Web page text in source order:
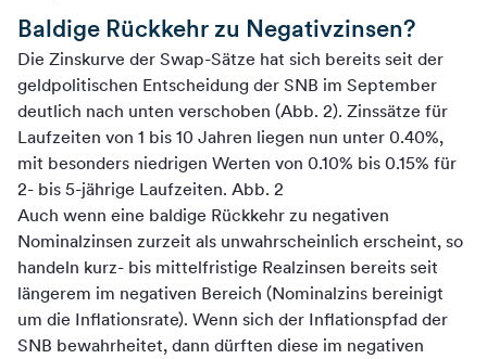
Baldige Rückkehr zu Negativzinsen?
Die Zinskurve der Swap-Sätze hat sich bereits seit der
geldpolitischen Entscheidung der SNB im September
deutlich nach unten verschoben (Abb. 2). Zinssätze für
Laufzeiten von 1 bis 10 Jahren liegen nun unter 0.40%,
mit besonders niedrigen Werten von 0.10% bis 0.15% für
2- bis 5-jährige Laufzeiten. Abb. 2
Auch wenn eine baldige Rückkehr zu negativen
Nominalzinsen zurzeit als unwahrscheinlich erscheint, so
handeln kurz- bis mittelfristige Realzinsen bereits seit
längerem im negativen Bereich (Nominalzins bereinigt
um die Inflationsrate). Wenn sich der Inflationspfad der
SNB bewahrheitet, dann dürften diese im negativen